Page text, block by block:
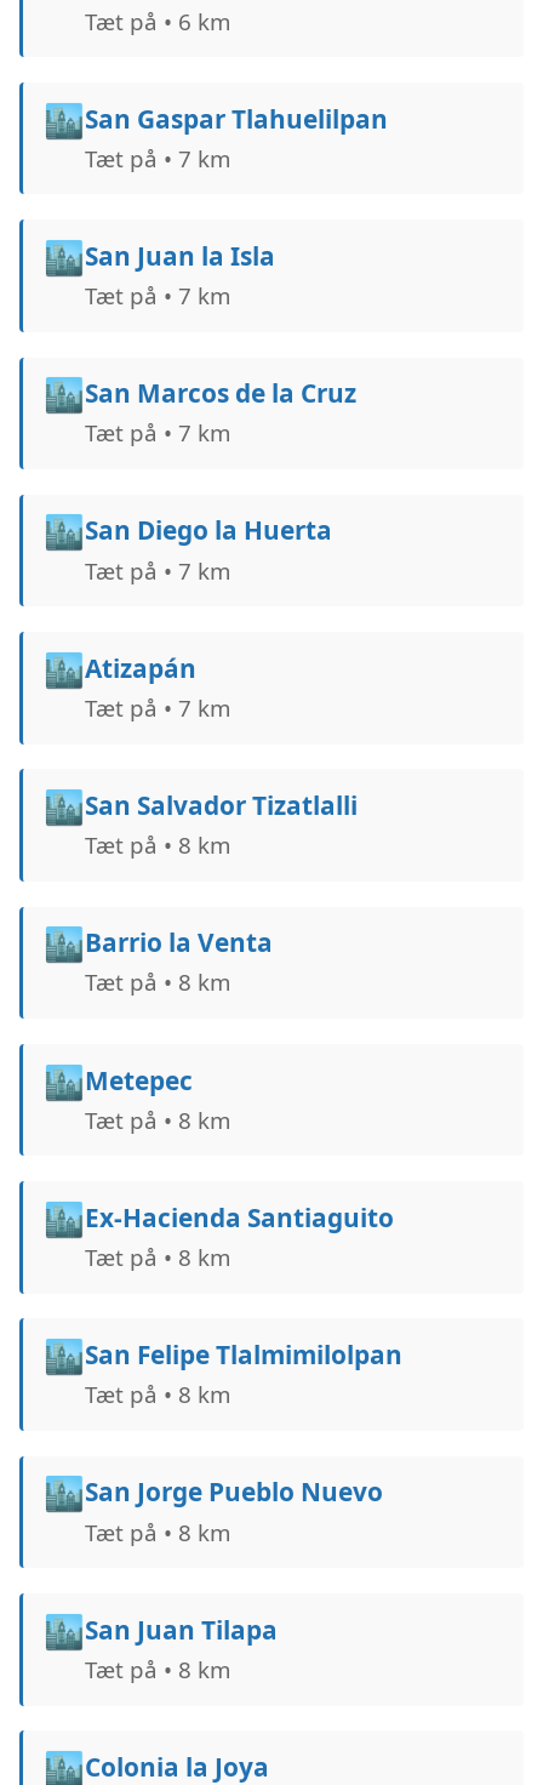
Tæt på • 6 km
🏙️San Gaspar Tlahuelilpan
Tæt på • 7 km
🏙️San Juan la Isla
Tæt på • 7 km
🏙️San Marcos de la Cruz
Tæt på • 7 km
🏙️San Diego la Huerta
Tæt på • 7 km
🏙️Atizapán
Tæt på • 7 km
🏙️San Salvador Tizatlalli
Tæt på • 8 km
🏙️Barrio la Venta
Tæt på • 8 km
🏙️Metepec
Tæt på • 8 km
🏙️Ex-Hacienda Santiaguito
Tæt på • 8 km
🏙️San Felipe Tlalmimilolpan
Tæt på • 8 km
🏙️San Jorge Pueblo Nuevo
Tæt på • 8 km
🏙️San Juan Tilapa
Tæt på • 8 km
🏙️Colonia la Joya